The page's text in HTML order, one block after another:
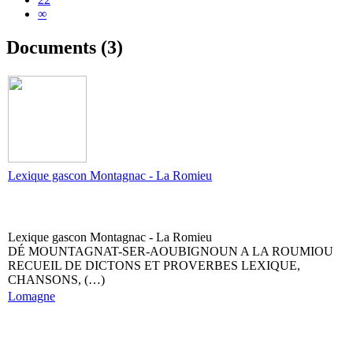
∞
Documents (3)
Lexique gascon Montagnac - La Romieu
Lexique gascon Montagnac - La Romieu
DÉ MOUNTAGNAT-SER-AOUBIGNOUN A LA ROUMIOU
RECUEIL DE DICTONS ET PROVERBES LEXIQUE,
CHANSONS, (…)
Lomagne